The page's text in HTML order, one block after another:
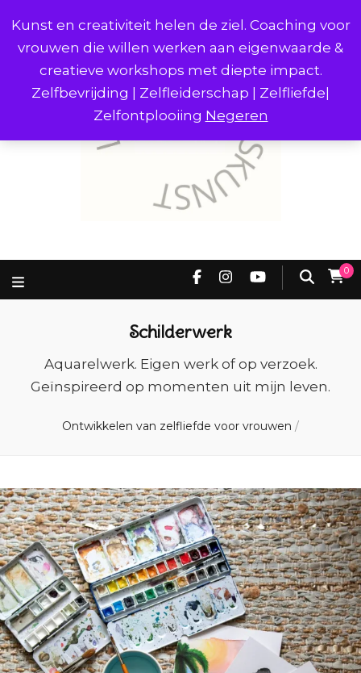
Kunst en creativiteit helen de ziel. Coaching voor
vrouwen die willen werken aan eigenwaarde &
creatieve workshops met diepte impact.
Zelfbevrijding | Zelfleiderschap | Zelfliefde|
Zelfontplooiing Negeren
0
Schilderwerk
Aquarelwerk. Eigen werk of op verzoek.
Geïnspireerd op momenten uit mijn leven.
Ontwikkelen van zelfliefde voor vrouwen /